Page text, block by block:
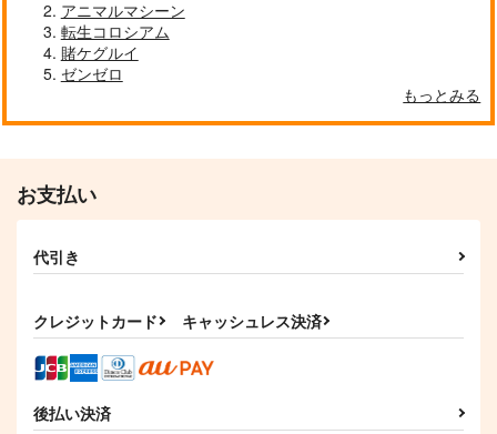
どちらかというと嫌い
です
858円 （税込）
アニマルマシーン
転生コロシアム
賭ケグルイ
ゼンゼロ
もっとみる
お支払い
代引き
クレジットカード キャッシュレス決済
後払い決済